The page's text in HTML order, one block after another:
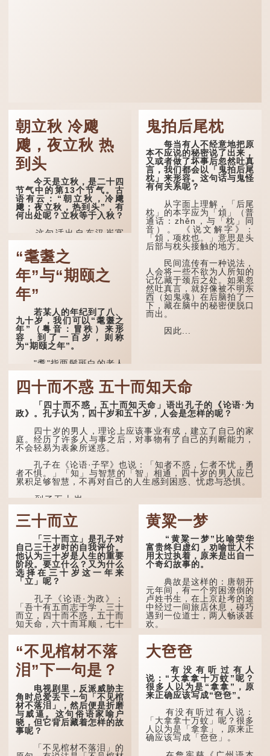
朝立秋 冷飕
飕，夜立秋 热
到头
今天是立秋，是二十四
节气中的第13个节气。古
语有云：“朝立秋，冷飕
飕；夜立秋，热到头”，有
何出处呢？立秋等于入秋？
这句话出自东汉崔寔
《四民月令》：“朝立秋，
冷飕飕；夜立秋，热到
头”。到了清代，顾禄在
《清嘉录》里记录苏州风俗
时，也引用了这句谚语。不
过当地百姓的口头说法
是“朝立秋，渹飕飕；夜立
秋，热吽吽”。虽然用字略
有不同，但意思完全一致。
那么，这句话到底准不
准呢？它反映了古人的一种
朴素观察：如果立秋的精
确...
“耄耋之
年”与“期颐之
年”
若某人的年纪到了八、
九十岁，我们可以“耄耋之
年”（粤音：冒秩）来形
容，到了一百岁，则称
为“期颐之年”。
"耄"指两鬓斑白的老人
家，亦含有思想紊乱的意
思；"耋"更有跌倒的意思，
也是用来形容老人家的。
曹操《对酒歌》就曾写
道："耄耋皆得以寿终，恩
到了一百岁呢？
颐"。 《礼记.曲礼
上》："百年曰期颐。"郑玄
注："期，犹要也；颐，养
尽养...
鬼拍后尾枕
每当有人不经意地把原
本不应说的秘密说了出来，
又或者做了坏事后忽然吐真
言，我们都会以「鬼拍后尾
枕」来形容。这句话与鬼怪
有何关系呢？
从字面上理解，「后尾
枕」的本字应为「䪴」（普
通话：zhěn，与「枕」同
音）。 《说文解字》：
「䪴，项枕也。」意思是头
后部与枕头接触的地方。
民间流传有一种说法，
人会将一些不欲为人所知的
记忆藏于颈后之处。如果忽
然吐真言，就好像被不明东
西（如鬼魂）在后脑拍了一
下，藏在脑中的秘密便脱口
而出。
因此...
四十而不惑 五十而知天命
「四十而不惑，五十而知天命」语出孔子的《论语·为
政》。孔子认为，四十岁和五十岁，人会是怎样的呢？
四十岁的男人，理论上应该事业有成，建立了自己的家
庭。经历了许多人与事之后，对事物有了自己的判断能力，
不会轻易为表象所迷惑。
孔子在《论语·子罕》也说：「知者不惑，仁者不忧，勇
者不惧。」「知」与智慧的「智」相通，四十岁的男人应已
累积足够智慧，不再对自己的人生感到困惑、忧虑与恐惧。
到了五十岁，...
三十而立
「三十而立」是孔子对
自己三十岁时的自我评价。
他认为三十岁是人生的重要
阶段。要立什么？又为什么
选择在三十岁这一年来
「立」呢？
孔子《论语·为政》：
「吾十有五而志于学，三十
而立，四十而不惑，五十而
知天命，六十而耳顺，七十
在古代，男子一般于二
十岁进行冠礼，冠礼完成后
便是成人，但由于未达壮
年，所以又称「弱冠」。
《礼记·曲礼》明确记载：
「人生十年曰幼，学；二十
曰弱，冠；三十曰壮，有
室。」这说明三十岁...
黄粱一梦
“黄粱一梦”比喻荣华
富贵终归虚幻，劝喻世人不
用太过执着，原来是出自一
个奇幻故事的。
典故是这样的：唐朝开
元年间，有一个穷困潦倒的
卢姓书生，在上京赴考的途
中经过一间旅店休息，碰巧
遇到一位道士，两人畅谈甚
欢。
言谈间，卢姓书生感慨
自己虽贵为读书人，但一直
未能考取功名，仍然贫困，
感到十分落泊。于是，道士
拿出一个青瓷枕头，让卢姓
书生睡一睡，便能满足他希
望得到荣华富贵的愿望。
这时，...
“不见棺材不落
泪”下一句是？
电视剧里，反派威胁主
角时总爱丢下一句「不见棺
材不落泪」，然后便是折磨
与威逼。这句俗语家喻户
晓，但它背后藏着怎样的故
事呢？
「不见棺材不落泪」的
大夿夿
有没有听过有人
说：“大拿拿十万蚊”呢？
很多人以为是“拿拿”，原
来正确应该写成“夿夿”。
有没有听过有人说：
「大拿拿十万蚊」呢？很多
人以为是「拿拿」，原来正
确应该写成「夿夿」。